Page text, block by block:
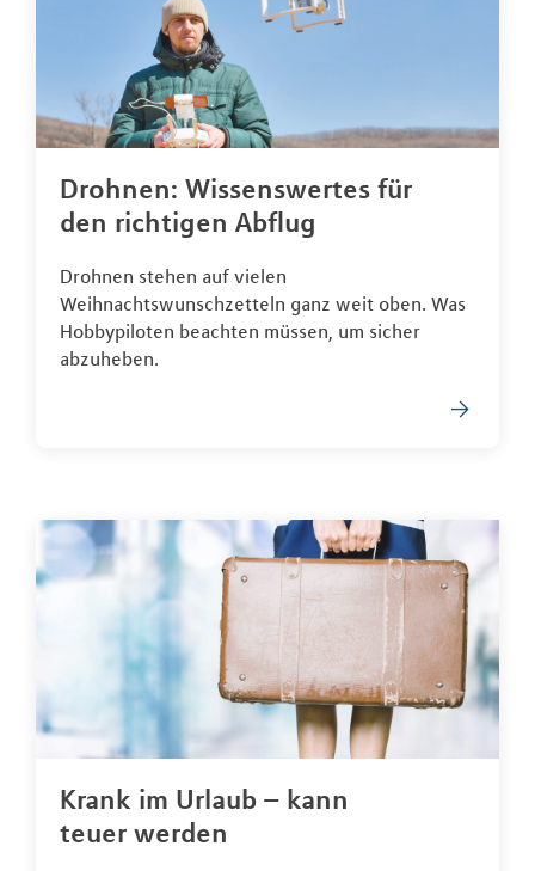
Drohnen: Wissenswertes für
den richtigen Abflug
Drohnen stehen auf vielen
Weihnachtswunschzetteln ganz weit oben. Was
Hobbypiloten beachten müssen, um sicher
abzuheben.
Krank im Urlaub – kann
teuer werden